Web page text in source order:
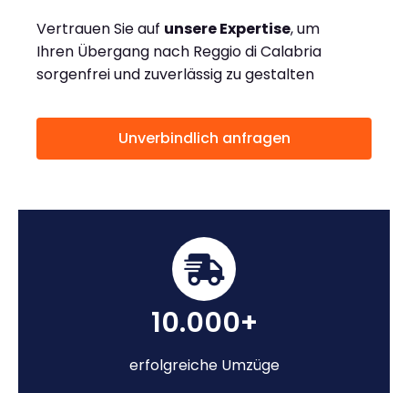
Vertrauen Sie auf unsere Expertise, um
Ihren Übergang nach Reggio di Calabria
sorgenfrei und zuverlässig zu gestalten
Unverbindlich anfragen
10.000+
erfolgreiche Umzüge